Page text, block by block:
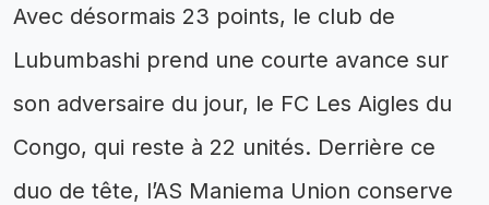
Avec désormais 23 points, le club de
Lubumbashi prend une courte avance sur
son adversaire du jour, le FC Les Aigles du
Congo, qui reste à 22 unités. Derrière ce
duo de tête, l’AS Maniema Union conserve